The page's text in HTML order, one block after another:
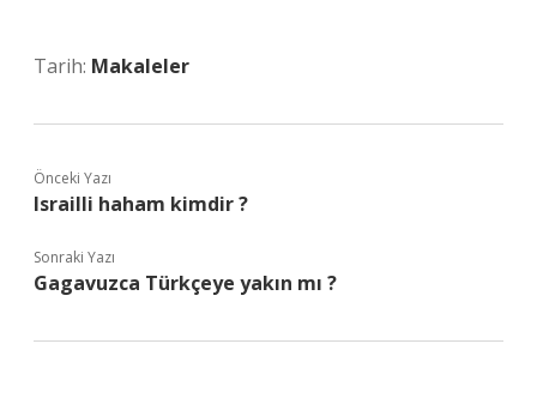
Tarih: Makaleler
Önceki Yazı
Israilli haham kimdir ?
Sonraki Yazı
Gagavuzca Türkçeye yakın mı ?